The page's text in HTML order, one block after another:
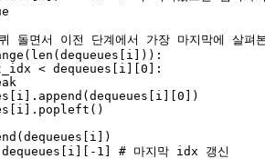
( len ( dequeues i ])):
< dequeues i 0 ]:
i ]. append ( dequeues i 0 ])
i ]. popleft ()
( dequeues i ])
dequeues i - 1